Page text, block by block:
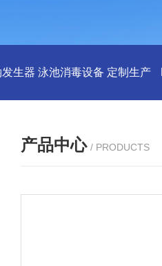
生器 泳池消毒设备 定制生产
产品中心 / PRODUCTS